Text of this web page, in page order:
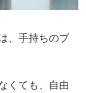
、手持ちのブ
くても、自由